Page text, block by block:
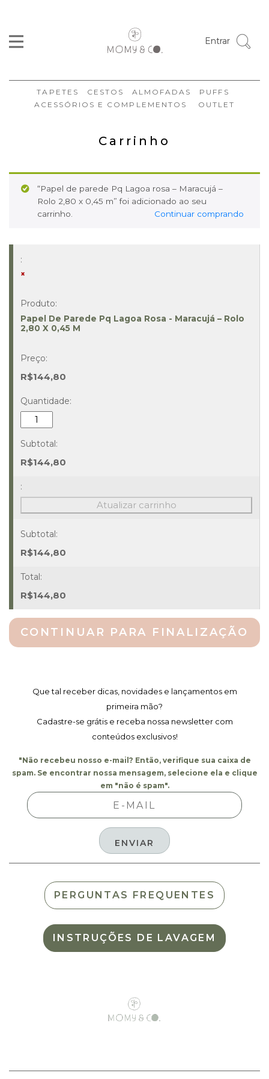
Entrar
TAPETES CESTOS ALMOFADAS
PUFFS
ACESSÓRIOS E COMPLEMENTOS
OUTLET
Carrinho
“Papel de parede Pq Lagoa rosa – Maracujá –
Rolo 2,80 x 0,45 m” foi adicionado ao seu
carrinho.
Continuar comprando
×
Papel De Parede Pq Lagoa Rosa - Maracujá – Rolo
2,80 X 0,45 M
R$144,80
Papel
De
Parede
Pq
Lagoa
Rosa
-
Rolo
2,80
0,45
Quantidade
R$144,80
Atualizar carrinho
R$144,80
R$144,80
CONTINUAR PARA FINALIZAÇÃO
Que tal receber dicas, novidades e lançamentos em
primeira mão?
Cadastre-se grátis e receba nossa newsletter com
conteúdos exclusivos!
"Não recebeu nosso e-mail? Então, verifique sua caixa de
spam. Se encontrar nossa mensagem, selecione ela e clique
em "não é spam".
PERGUNTAS FREQUENTES
INSTRUÇÕES DE LAVAGEM